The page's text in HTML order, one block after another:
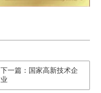
下一篇：国家高新技术企
业